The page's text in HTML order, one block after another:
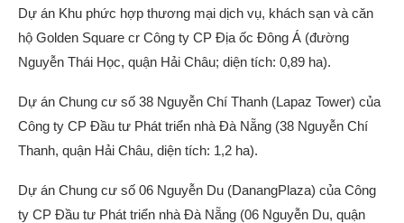
Dự án Khu phức hợp thương mại dịch vụ, khách sạn và căn
hộ Golden Square cr Công ty CP Địa ốc Đông Á (đường
Nguyễn Thái Học, quận Hải Châu; diện tích: 0,89 ha).
Dự án Chung cư số 38 Nguyễn Chí Thanh (Lapaz Tower) của
Công ty CP Đầu tư Phát triển nhà Đà Nẵng (38 Nguyễn Chí
Thanh, quận Hải Châu, diện tích: 1,2 ha).
Dự án Chung cư số 06 Nguyễn Du (DanangPlaza) của Công
ty CP Đầu tư Phát triển nhà Đà Nẵng (06 Nguyễn Du, quận